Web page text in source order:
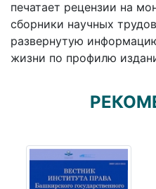
печатает рецензии на
сборники научных
развернутую
жизни по профилю